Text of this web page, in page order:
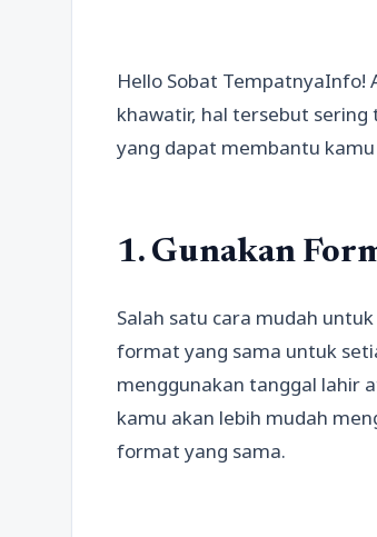
Hello Sobat TempatnyaInfo!
khawatir, hal tersebut
yang dapat membantu
1. Gunakan
Salah satu cara mudah
format yang sama untuk
menggunakan tanggal lahir
kamu akan lebih mudah
format yang sama.